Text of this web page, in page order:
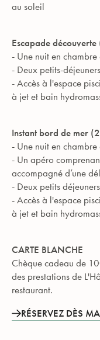
au soleil
Escapade
- Une nuit en
- Deux petits-
- Accès à l'espace
à jet et bain
Instant bord de mer
- Une nuit en
- Un apéro
accompagné d’une
- Deux petits
- Accès à l'espace
à jet et bain
CARTE BLANCHE
Chèque cadeau de
des prestations de
restaurant.
RÉSERVEZ DÈS